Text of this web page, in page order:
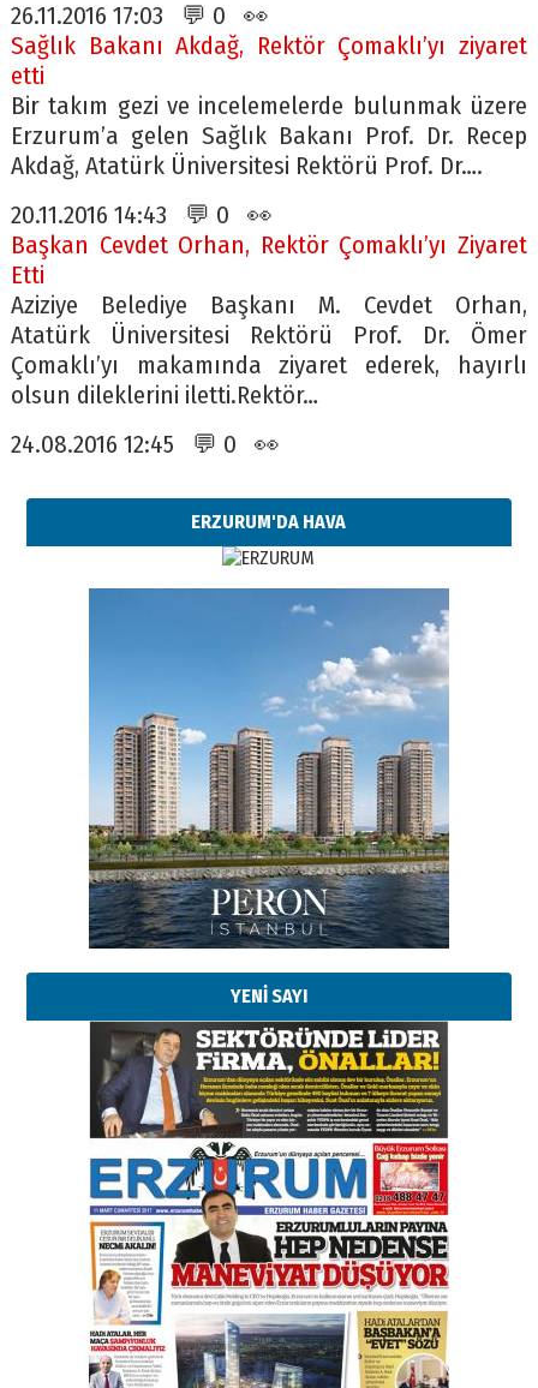
26.11.2016 17:03 💬 0 👀
Sağlık Bakanı Akdağ, Rektör Çomaklı’yı ziyaret
etti
Bir takım gezi ve incelemelerde bulunmak üzere
Erzurum’a gelen Sağlık Bakanı Prof. Dr. Recep
Akdağ, Atatürk Üniversitesi Rektörü Prof. Dr….
20.11.2016 14:43 💬 0 👀
Başkan Cevdet Orhan, Rektör Çomaklı’yı Ziyaret
Etti
Aziziye Belediye Başkanı M. Cevdet Orhan,
Atatürk Üniversitesi Rektörü Prof. Dr. Ömer
Çomaklı’yı makamında ziyaret ederek, hayırlı
olsun dileklerini iletti.Rektör…
24.08.2016 12:45 💬 0 👀
ERZURUM'DA HAVA
YENİ SAYI
Esat BİNDESEN
Başkan Sekmen’den Erzurum’a
bir vizyon proje daha!
02 Ağustos 2026 Pazar
Kadir SABUNCUOĞLU
Erzurumspor’un köşe taşları